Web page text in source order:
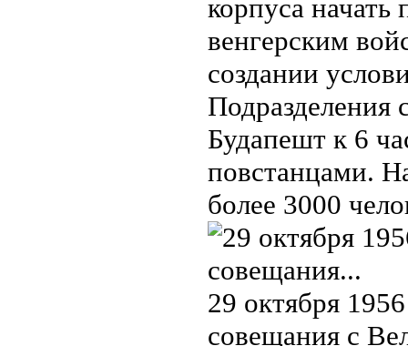
корпуса
венгерским
создании
Подразделения
Будапешт к 6
повстанцами.
более 3000
29 октября
совещания с